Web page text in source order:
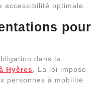
accessibilité optimale.
pour
dans la
Hyères. La loi impose
personnes à mobilité